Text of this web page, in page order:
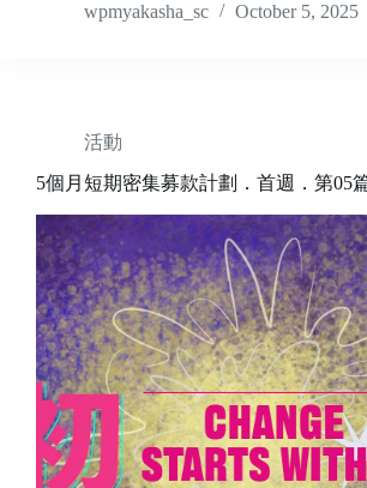
wpmyakasha_sc
October 5, 2025
活動
5個月短期密集募款計劃．首週．第05